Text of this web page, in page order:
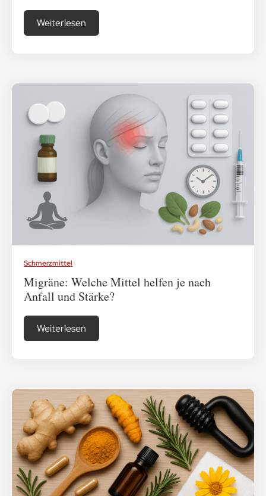
Weiterlesen
Schmerzmittel
Migräne: Welche Mittel helfen je nach
Anfall und Stärke?
Weiterlesen